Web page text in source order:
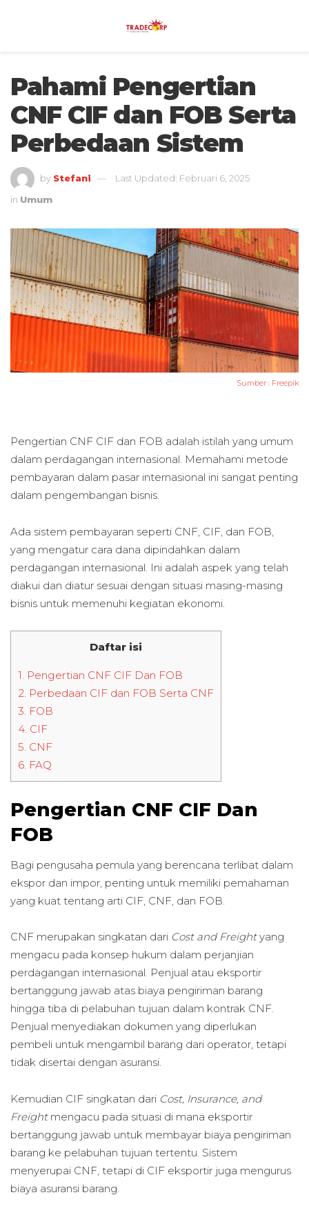
Pahami Pengertian
CNF CIF dan FOB Serta
Perbedaan Sistem
by Stefani
Last Updated: Februari 6, 2025
in Umum
Sumber : Freepik
Pengertian CNF CIF dan FOB adalah istilah yang umum
dalam perdagangan internasional. Memahami metode
pembayaran dalam pasar internasional ini sangat penting
dalam pengembangan bisnis.
Ada sistem pembayaran seperti CNF, CIF, dan FOB,
yang mengatur cara dana dipindahkan dalam
perdagangan internasional. Ini adalah aspek yang telah
diakui dan diatur sesuai dengan situasi masing-masing
bisnis untuk memenuhi kegiatan ekonomi.
Daftar isi
1. Pengertian CNF CIF Dan FOB
2. Perbedaan CIF dan FOB Serta CNF
3. FOB
4. CIF
5. CNF
6. FAQ
Pengertian CNF CIF Dan
FOB
Bagi pengusaha pemula yang berencana terlibat dalam
ekspor dan impor, penting untuk memiliki pemahaman
yang kuat tentang arti CIF, CNF, dan FOB.
CNF merupakan singkatan dari Cost and Freightyang
mengacu pada konsep hukum dalam perjanjian
perdagangan internasional. Penjual atau eksportir
bertanggung jawab atas biaya pengiriman barang
hingga tiba di pelabuhan tujuan dalam kontrak CNF.
Penjual menyediakan dokumen yang diperlukan
pembeli untuk mengambil barang dari operator, tetapi
tidak disertai dengan asuransi.
Kemudian CIF singkatan dari Cost, Insurance, and
Freightmengacu pada situasi di mana eksportir
bertanggung jawab untuk membayar biaya pengiriman
barang ke pelabuhan tujuan tertentu. Sistem
menyerupai CNF, tetapi di CIF eksportir juga mengurus
biaya asuransi barang.